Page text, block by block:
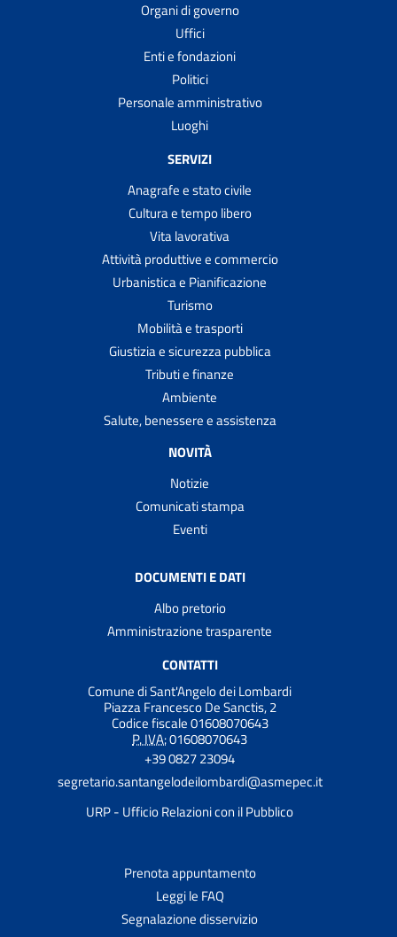
Organi di governo
Uffici
Enti e fondazioni
Politici
Personale amministrativo
Luoghi
SERVIZI
Anagrafe e stato civile
Cultura e tempo libero
Vita lavorativa
Attività produttive e commercio
Urbanistica e Pianificazione
Turismo
Mobilità e trasporti
Giustizia e sicurezza pubblica
Tributi e finanze
Ambiente
Salute, benessere e assistenza
NOVITÀ
Notizie
Comunicati stampa
Eventi
DOCUMENTI E DATI
Albo pretorio
Amministrazione trasparente
CONTATTI
Comune di Sant'Angelo dei Lombardi
Piazza Francesco De Sanctis, 2
Codice fiscale 01608070643
P. IVA:01608070643
+39 0827 23094
segretario.santangelodeilombardi@asmepec.it
URP - Ufficio Relazioni con il Pubblico
Prenota appuntamento
Leggi le FAQ
Segnalazione disservizio